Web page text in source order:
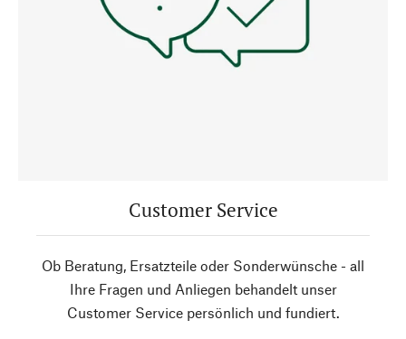
Customer Service
Ob Beratung, Ersatzteile oder Sonderwünsche - all
Ihre Fragen und Anliegen behandelt unser
Customer Service persönlich und fundiert.